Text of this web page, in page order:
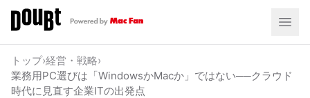
トップ›経営・戦略›
業務用PC選びは「WindowsかMacか」ではない──クラウド
時代に見直す企業ITの出発点